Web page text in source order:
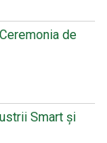
de
Smart și